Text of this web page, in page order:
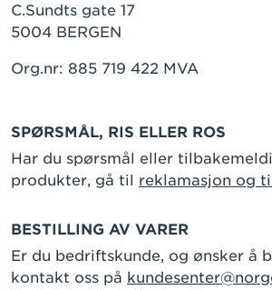
C.Sundts gate 17
5004 BERGEN
Org.nr: 885 719 422 MVA
SPØRSMÅL, RIS ELLER ROS
Har du spørsmål eller
produkter, gå til reklamasjon og
BESTILLING AV VARER
Er du bedriftskunde, og ønsker å
kontakt oss på